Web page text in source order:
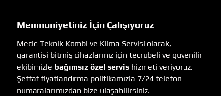
Memnuniyetiniz İçin Çalışıyoruz
Mecid Teknik Kombi ve Klima Servisi olarak,
garantisi bitmiş cihazlarınız için tecrübeli ve güvenilir
ekibimizle bağımsız özel servis hizmeti veriyoruz.
Şeffaf fiyatlandırma politikamızla 7/24 telefon
numaralarımızdan bize ulaşabilirsiniz.